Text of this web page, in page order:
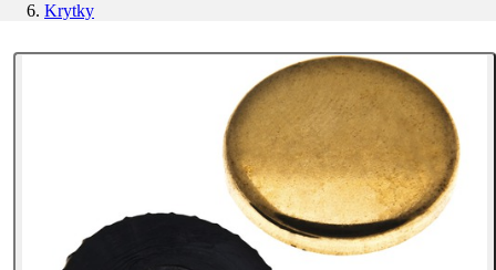
Krytky